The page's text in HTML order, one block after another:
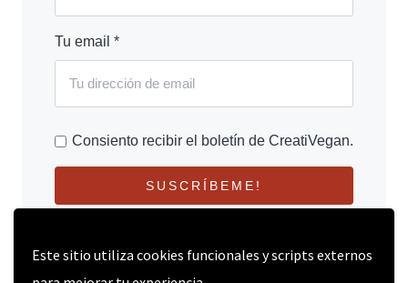
Este sitio utiliza cookies funcionales y scripts externos
Tu email *
Consiento recibir el boletín de CreatiVegan.
SUSCRÍBEME!